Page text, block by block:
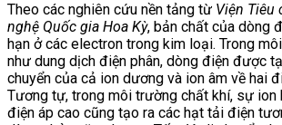
Theo các nghiên cứu nền tảng từ Viện Tiêu
nghệ Quốc gia Hoa Kỳ, bản chất của dòng
hạn ở các electron trong kim loại. Trong
như dung dịch điện phân, dòng điện được
chuyển của cả ion dương và ion âm về hai
Tương tự, trong môi trường chất khí, sự ion
điện áp cao cũng tạo ra các hạt tải điện